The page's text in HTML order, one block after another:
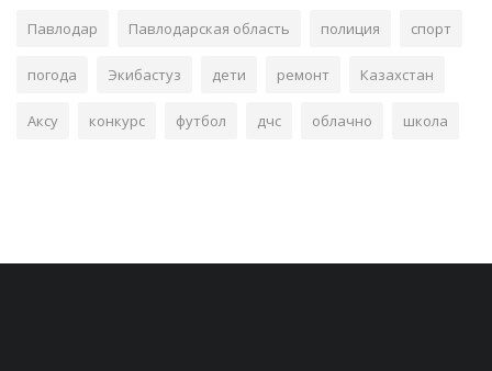
Павлодар Павлодарская область полиция спорт
погода Экибастуз дети ремонт Казахстан
Аксу конкурс футбол дчс облачно школа